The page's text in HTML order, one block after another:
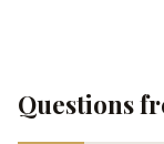
Questions